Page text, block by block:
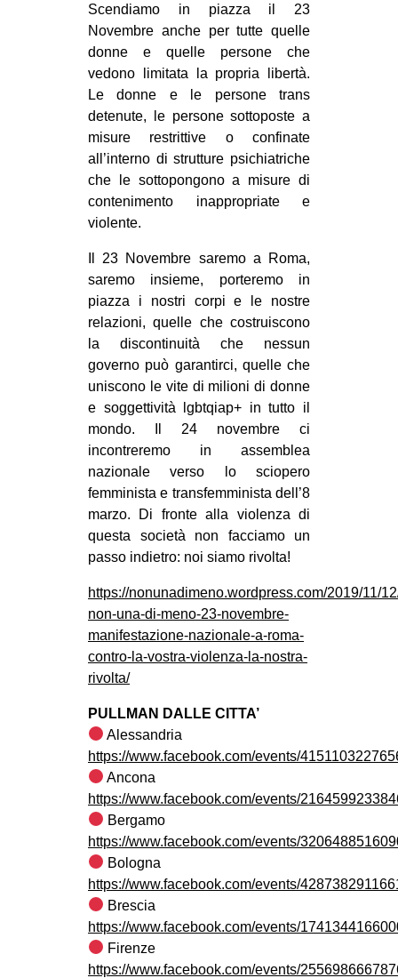
Scendiamo in piazza il 23
Novembre anche per tutte quelle
donne e quelle persone che
vedono limitata la propria libertà.
Le donne e le persone trans
detenute, le persone sottoposte a
misure restrittive o confinate
all’interno di strutture psichiatriche
che le sottopongono a misure di
contenimento inappropriate e
violente.
Il 23 Novembre saremo a Roma,
saremo insieme, porteremo in
piazza i nostri corpi e le nostre
relazioni, quelle che costruiscono
la discontinuità che nessun
governo può garantirci, quelle che
uniscono le vite di milioni di donne
e soggettività lgbtqiap+ in tutto il
mondo. Il 24 novembre ci
incontreremo in assemblea
nazionale verso lo sciopero
femminista e transfemminista dell’8
marzo. Di fronte alla violenza di
questa società non facciamo un
passo indietro: noi siamo rivolta!
https://nonunadimeno.wordpress.com/2019/11/
non-una-di-meno-23-novembre-
manifestazione-nazionale-a-roma-
contro-la-vostra-violenza-la-nostra-
rivolta/
PULLMAN DALLE CITTA’
Alessandria
https://www.facebook.com/events/
Ancona
https://www.facebook.com/events/
Bergamo
https://www.facebook.com/events/
Bologna
https://www.facebook.com/events/
Brescia
https://www.facebook.com/events/
Firenze
https://www.facebook.com/events/